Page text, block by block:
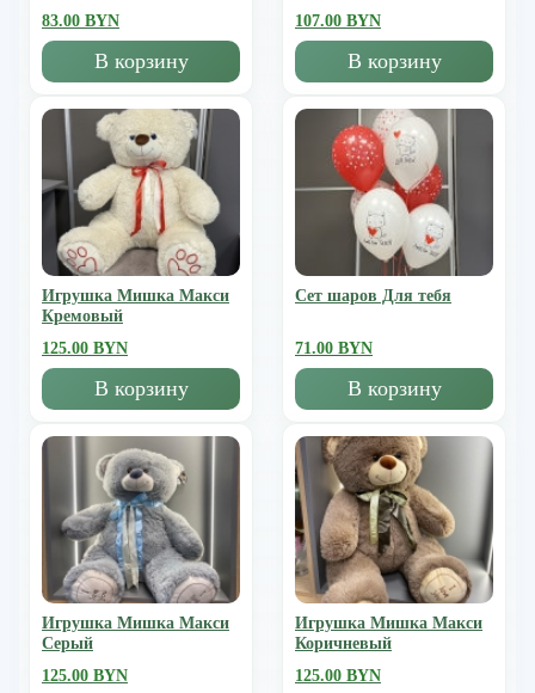
83.00 BYN
В корзину
107.00 BYN
В корзину
Игрушка Мишка Mакси
Кремовый
125.00 BYN
В корзину
Сет шаров Для тебя
71.00 BYN
В корзину
Игрушка Мишка Mакси
Серый
125.00 BYN
Игрушка Мишка Mакси
Коричневый
125.00 BYN